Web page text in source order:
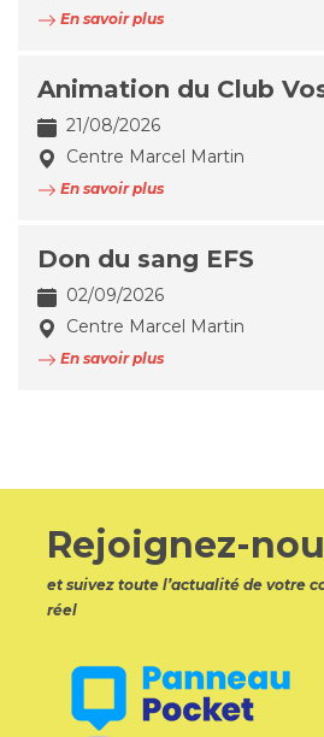
En savoir plus
Animation du Club
21/08/2026
Centre Marcel Martin
En savoir plus
Don du sang EFS
02/09/2026
Centre Marcel Martin
En savoir plus
Rejoignez-
et suivez toute l’actualité de votre
réel